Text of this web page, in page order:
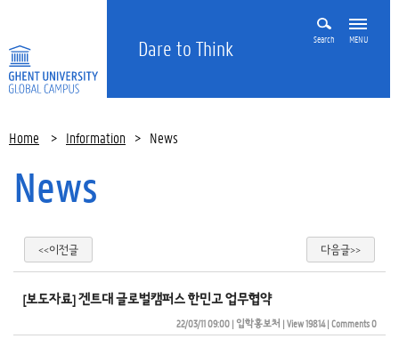
Dare to Think Search MENU
Home > Information > News
News
<<이전글 다음글>>
[보도자료] 겐트대 글로벌캠퍼스 한민고 업무협약
22/03/11 09:00| 입학홍보처 | View 19814| Comments 0